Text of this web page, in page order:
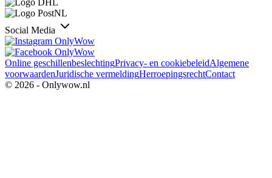
Social Media
Online geschillenbeslechtingPrivacy- en cookiebeleidAlgemene
voorwaardenJuridische vermeldingHerroepingsrechtContact
© 2026 - Onlywow.nl